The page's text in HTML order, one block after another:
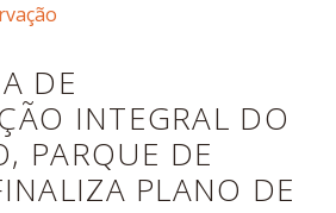
DE
INTEGRAL DO
PARQUE DE
PLANO DE